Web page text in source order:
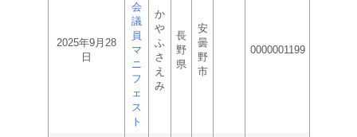
2025年9月28
日
会
議
員
マ
ニ
フ
ェ
ス
ト
か
や
ふ
さ
え
み
長
野
県
安
曇
野
市
0000001199